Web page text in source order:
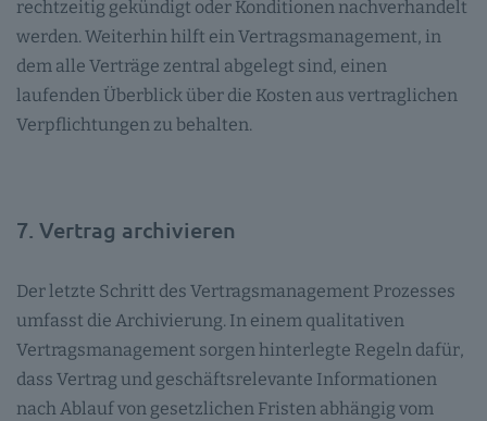
rechtzeitig gekündigt oder Konditionen nachverhandelt
werden. Weiterhin hilft ein Vertragsmanagement, in
dem alle Verträge zentral abgelegt sind, einen
laufenden Überblick über die Kosten aus vertraglichen
Verpflichtungen zu behalten.
7. Vertrag archivieren
Der letzte Schritt des Vertragsmanagement Prozesses
umfasst die Archivierung. In einem qualitativen
Vertragsmanagement sorgen hinterlegte Regeln dafür,
dass Vertrag und geschäftsrelevante Informationen
nach Ablauf von gesetzlichen Fristen abhängig vom